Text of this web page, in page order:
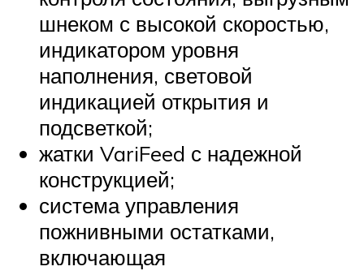
шнеком с высокой скоростью,
индикатором уровня
наполнения, световой
индикацией открытия и
подсветкой;
жатки VariFeed с надежной
конструкцией;
система управления
пожнивными остатками,
включающая